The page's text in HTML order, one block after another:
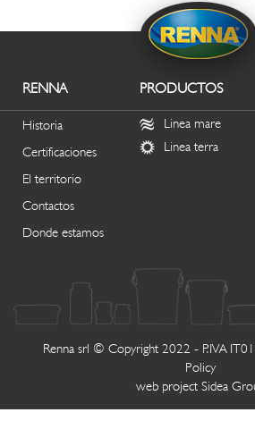
RENNA
Historia
Certificaciones
El territorio
Contactos
Donde estamos
PRODUCTOS
Linea mare
Linea terra
Renna srl © Copyright 2022 - P.IVA
Policy
web project Sidea